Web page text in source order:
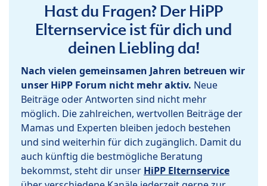
Hast du Fragen? Der HiPP
Elternservice ist für dich und
deinen Liebling da!
Nach vielen gemeinsamen Jahren betreuen wir
unser HiPP Forum nicht mehr aktiv. Neue
Beiträge oder Antworten sind nicht mehr
möglich. Die zahlreichen, wertvollen Beiträge der
Mamas und Experten bleiben jedoch bestehen
und sind weiterhin für dich zugänglich. Damit du
auch künftig die bestmögliche Beratung
bekommst, steht dir unser HiPP Elternservice